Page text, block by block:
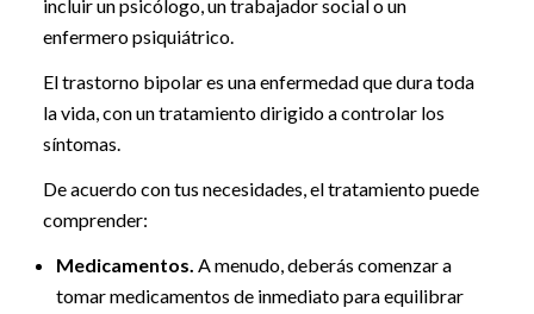
incluir un psicólogo, un trabajador social o un
enfermero psiquiátrico.
El trastorno bipolar es una enfermedad que dura toda
la vida, con un tratamiento dirigido a controlar los
síntomas.
De acuerdo con tus necesidades, el tratamiento puede
comprender:
Medicamentos.A menudo, deberás comenzar a
tomar medicamentos de inmediato para equilibrar